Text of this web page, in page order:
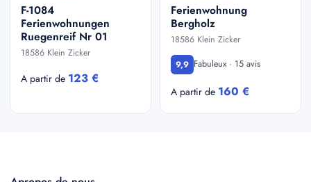
F-1084
Ferienwohnungen
Ruegenreif Nr 01
18586 Klein Zicker
A partir de 123 €
Ferienwohnung
Bergholz
18586 Klein Zicker
9,9 Fabuleux · 15 avis
A partir de 160 €